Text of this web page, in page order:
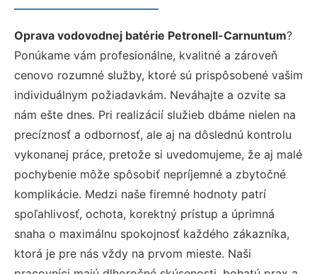
Oprava vodovodnej batérie Petronell-Carnuntum?
Ponúkame vám profesionálne, kvalitné a zároveň
cenovo rozumné služby, ktoré sú prispôsobené vašim
individuálnym požiadavkám. Neváhajte a ozvite sa
nám ešte dnes. Pri realizácií služieb dbáme nielen na
precíznosť a odbornosť, ale aj na dôslednú kontrolu
vykonanej práce, pretože si uvedomujeme, že aj malé
pochybenie môže spôsobiť nepríjemné a zbytočné
komplikácie. Medzi naše firemné hodnoty patrí
spoľahlivosť, ochota, korektný prístup a úprimná
snaha o maximálnu spokojnosť každého zákazníka,
ktorá je pre nás vždy na prvom mieste. Naši